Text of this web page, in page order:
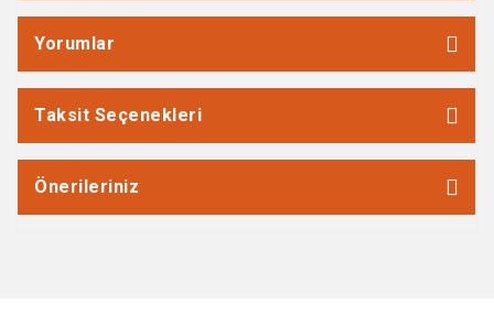
Yorumlar
Taksit Seçenekleri
Önerileriniz